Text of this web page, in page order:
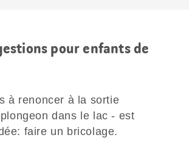
pour enfants de
à renoncer à la sortie
dans le lac - est
faire un bricolage.